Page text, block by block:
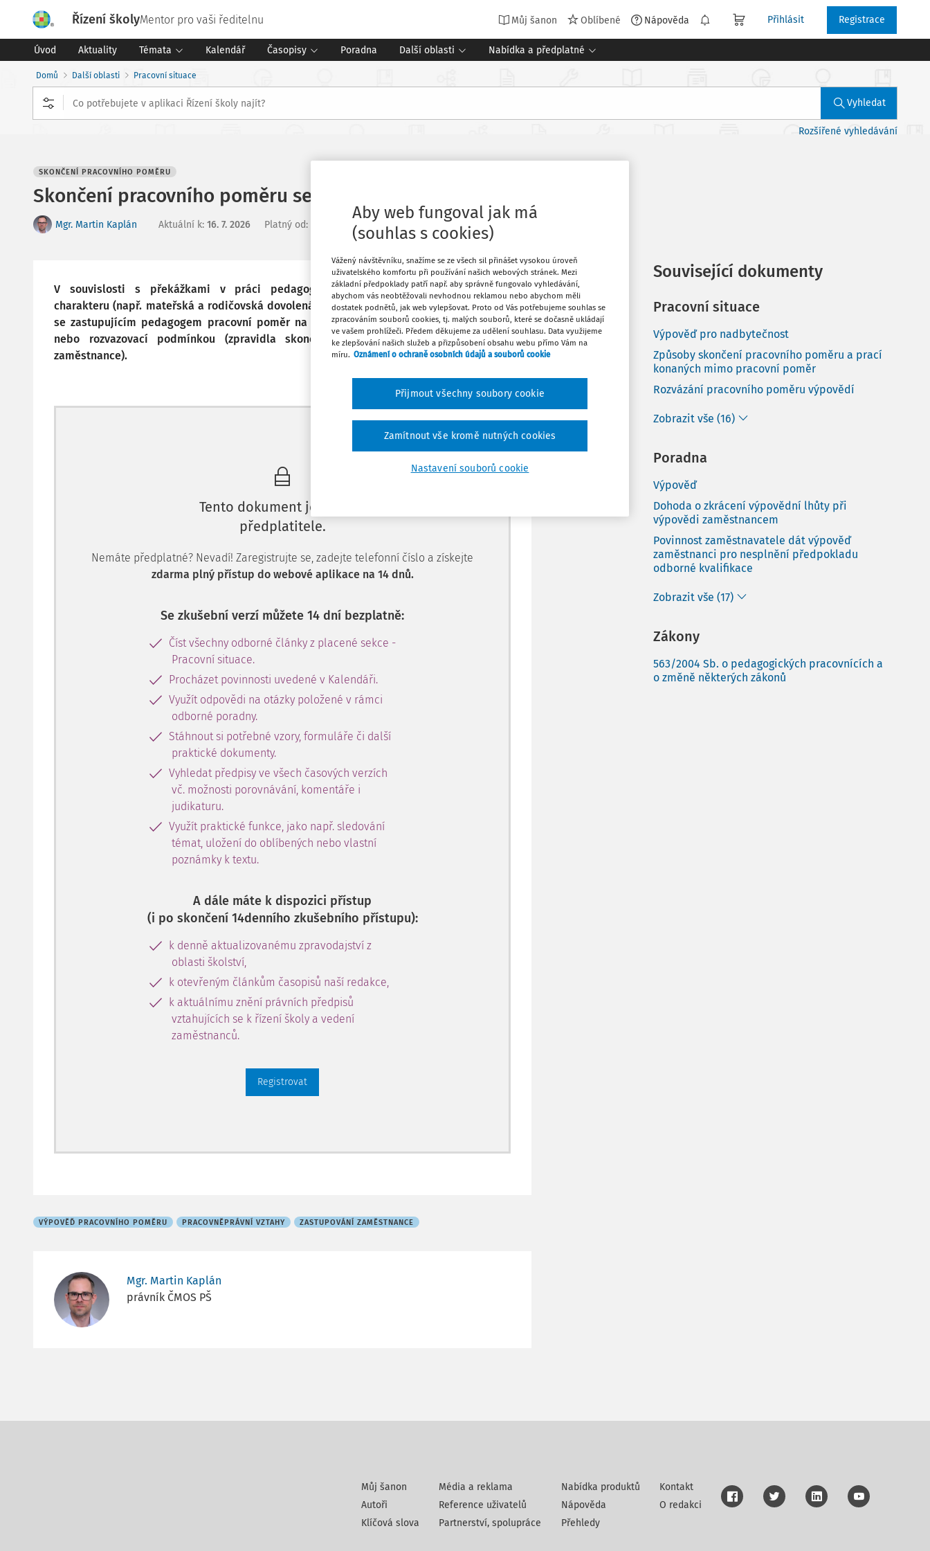
Řízení školyMentor pro vaši ředitelnu Můj šanon Oblíbené Nápověda Přihlásit Registrace
Úvod Aktuality Témata Kalendář Časopisy Poradna Další oblasti Nabídka a předplatné
Domů Další oblasti Pracovní situace
Vyhledat
Rozšířené vyhledávání
SKONČENÍ PRACOVNÍHO POMĚRU
Skončení pracovního poměru se „zastupujícím“ zaměstnancem
Mgr. Martin Kaplán Aktuální k: 16. 7. 2026 Platný od: Změnit
V souvislosti s překážkami v práci pedagogických pracovníků dlouhodobějšího
charakteru (např. mateřská a rodičovská dovolená) zaměstnavatelé zpravidla sjednávají
se zastupujícím pedagogem pracovní poměr na dobu určitou, který je omezen datem
nebo rozvazovací podmínkou (zpravidla skončením překážky v práci na straně
zaměstnance).
Máte předplatné? Přihlaste se.
Tento dokument je jen pro
předplatitele.
Nemáte předplatné? Nevadí! Zaregistrujte se, zadejte telefonní číslo a získejte
zdarma plný přístup do webové aplikace na 14 dnů.
Se zkušební verzí můžete 14 dní bezplatně:
Číst všechny odborné články z placené sekce -
Pracovní situace.
Procházet povinnosti uvedené v Kalendáři.
Využít odpovědi na otázky položené v rámci
odborné poradny.
Stáhnout si potřebné vzory, formuláře či další
praktické dokumenty.
Vyhledat předpisy ve všech časových verzích
vč. možnosti porovnávání, komentáře i
judikaturu.
Využít praktické funkce, jako např. sledování
témat, uložení do oblíbených nebo vlastní
poznámky k textu.
A dále máte k dispozici přístup
(i po skončení 14denního zkušebního přístupu):
k denně aktualizovanému zpravodajství z
oblasti školství,
k otevřeným článkům časopisů naší redakce,
k aktuálnímu znění právních předpisů
vztahujících se k řízení školy a vedení
zaměstnanců.
Registrovat
VÝPOVĚĎ PRACOVNÍHO POMĚRU PRACOVNĚPRÁVNÍ VZTAHY ZASTUPOVÁNÍ ZAMĚSTNANCE
Mgr. Martin Kaplán
právník ČMOS PŠ
Oblíbené
Stáhnout
Sdílet
Poznámka
Související dokumenty
Pracovní situace
Výpověď pro nadbytečnost
Způsoby skončení pracovního poměru a prací
konaných mimo pracovní poměr
Rozvázání pracovního poměru výpovědí
Zobrazit vše (16)
Poradna
Výpověď
Dohoda o zkrácení výpovědní lhůty při
výpovědi zaměstnancem
Povinnost zaměstnavatele dát výpověď
zaměstnanci pro nesplnění předpokladu
odborné kvalifikace
Zobrazit vše (17)
Zákony
563/2004 Sb. o pedagogických pracovnících a
o změně některých zákonů
Můj šanon
Autoři
Klíčová slova
Média a reklama
Reference uživatelů
Partnerství, spolupráce
Nabídka produktů
Nápověda
Přehledy
Kontakt
O redakci
Aby web fungoval jak má
(souhlas s cookies)
Vážený návštěvníku, snažíme se ze všech sil přinášet vysokou úroveň
uživatelského komfortu při používání našich webových stránek. Mezi
základní předpoklady patří např. aby správně fungovalo vyhledávání,
abychom vás neobtěžovali nevhodnou reklamou nebo abychom měli
dostatek podnětů, jak web vylepšovat. Proto od Vás potřebujeme souhlas se
zpracováním souborů cookies, tj. malých souborů, které se dočasně ukládají
ve vašem prohlížeči. Předem děkujeme za udělení souhlasu. Data využijeme
ke zlepšování našich služeb a přizpůsobení obsahu webu přímo Vám na
míru. Oznámení o ochraně osobních údajů a souborů cookie
Nastavení souborů cookie
Zamítnout vše kromě nutných cookies
Přijmout všechny soubory cookie